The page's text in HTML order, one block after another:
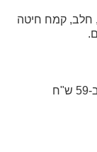
חלב, קמח חיטה